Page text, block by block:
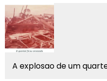
A explosao de um